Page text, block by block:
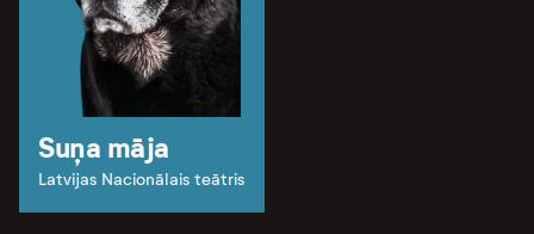
Suņa māja
Latvijas Nacionālais teātris